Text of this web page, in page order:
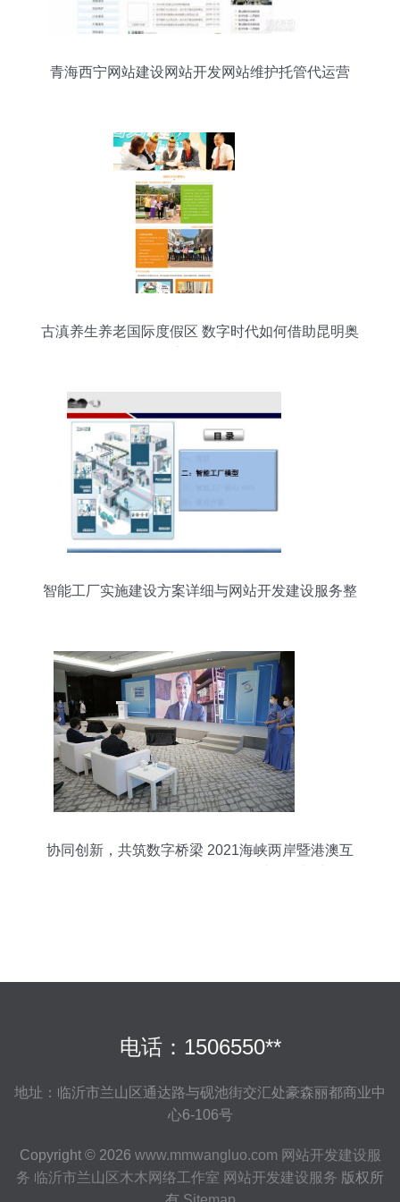
青海西宁网站建设网站开发网站维护托管代运营
古滇养生养老国际度假区 数字时代如何借助昆明奥
智能工厂实施建设方案详细与网站开发建设服务整
协同创新，共筑数字桥梁 2021海峡两岸暨港澳互
电话：1506550**
地址：临沂市兰山区通达路与砚池街交汇处豪森丽都商业中
心6-106号
Copyright © 2026 www.mmwangluo.com 网站开发建设服
务 临沂市兰山区木木网络工作室 网站开发建设服务 版权所